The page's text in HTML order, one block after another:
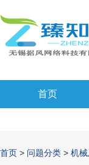
首页
首页 > 问题分类 > 机